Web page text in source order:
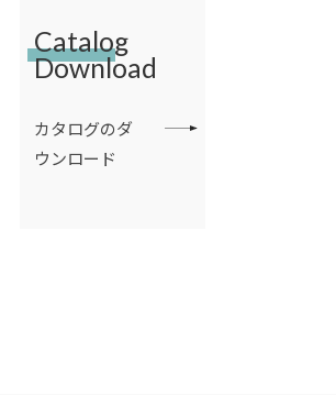
Catalog
Download
カタログのダ
ウンロード